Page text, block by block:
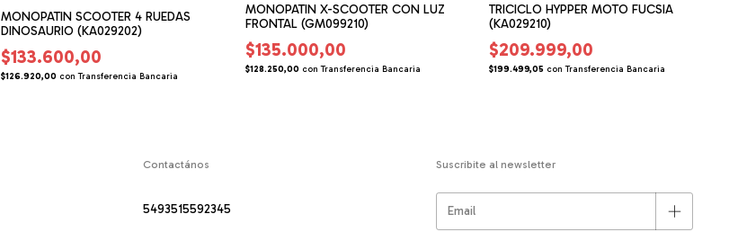
MONOPATIN SCOOTER 4 RUEDAS
DINOSAURIO (KA029202)
$133.600,00
$126.920,00 con Transferencia Bancaria
MONOPATIN X-SCOOTER CON LUZ
FRONTAL (GM099210)
$135.000,00
$128.250,00 con Transferencia Bancaria
TRICICLO HYPPER MOTO FUCSIA
(KA029210)
$209.999,00
$199.499,05 con Transferencia Bancaria
Contactános
5493515592345
Suscribite al newsletter